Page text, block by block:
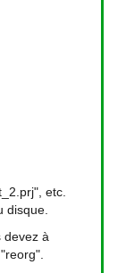
etc.
disque.
devez à